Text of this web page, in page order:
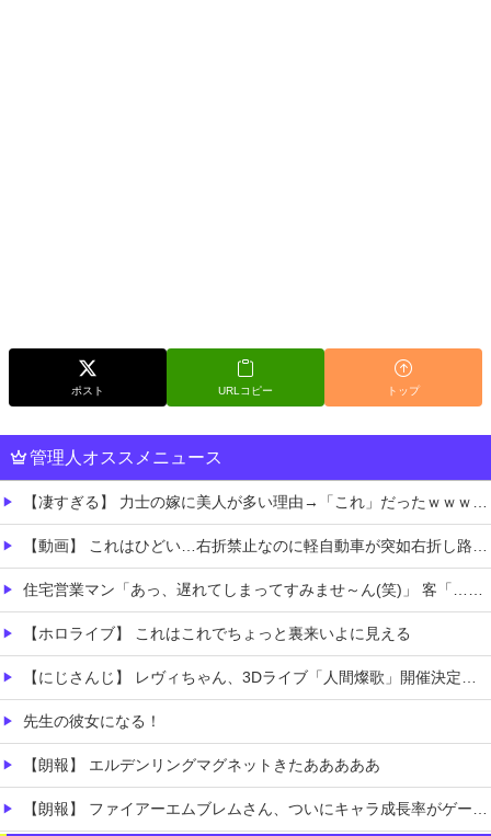
ポスト URLコピー トップ
管理人オススメニュース
【凄すぎる】 力士の嫁に美人が多い理由→「これ」だったｗｗｗｗｗｗｗ
【動画】 これはひどい…右折禁止なのに軽自動車が突如右折し路面電車と衝突→乗ってた三人組が車を捨て逃走ｗｗｗｗｗｗ
住宅営業マン「あっ、遅れてしまってすみませ～ん(笑)」 客「…今日、契約日ですよね？」→こうなるｗｗｗ
【ホロライブ】 これはこれでちょっと裏来いよに見える
【にじさんじ】 レヴィちゃん、3Dライブ「人間燦歌」開催決定！ゲスト8名も発表『歌うまバイキングなゲストや』【8/18(火)21:00】
先生の彼女になる！
【朗報】 エルデンリングマグネットきたあああああ
【朗報】 ファイアーエムブレムさん、ついにキャラ成長率がゲーム内で見れるようになる